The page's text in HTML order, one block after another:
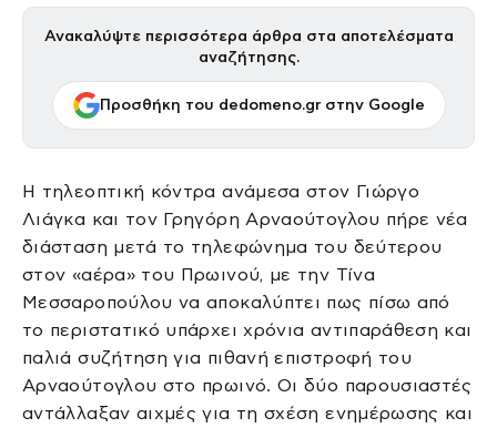
Ανακαλύψτε περισσότερα άρθρα στα αποτελέσματα
αναζήτησης.
Προσθήκη του dedomeno.gr στην Google
Η τηλεοπτική κόντρα ανάμεσα στον Γιώργο
Λιάγκα και τον Γρηγόρη Αρναούτογλου πήρε νέα
διάσταση μετά το τηλεφώνημα του δεύτερου
στον «αέρα» του Πρωινού, με την Τίνα
Μεσσαροπούλου να αποκαλύπτει πως πίσω από
το περιστατικό υπάρχει χρόνια αντιπαράθεση και
παλιά συζήτηση για πιθανή επιστροφή του
Αρναούτογλου στο πρωινό. Οι δύο παρουσιαστές
αντάλλαξαν αιχμές για τη σχέση ενημέρωσης και